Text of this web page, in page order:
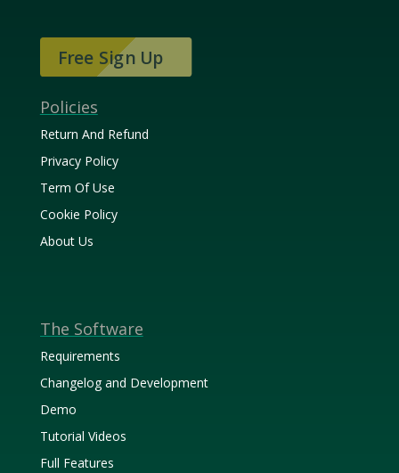
Free Sign Up
Policies
Return And Refund
Privacy Policy
Term Of Use
Cookie Policy
About Us
The Software
Requirements
Changelog and Development
Demo
Tutorial Videos
Full Features